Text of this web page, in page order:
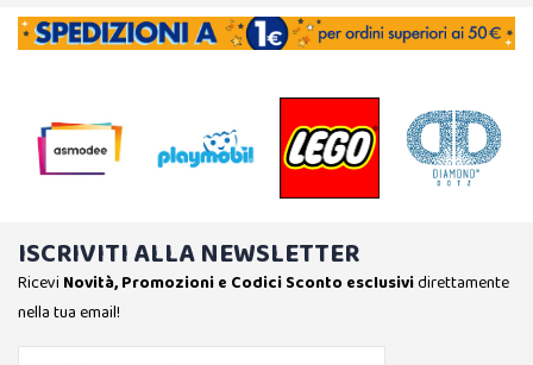
ISCRIVITI ALLA NEWSLETTER
Ricevi Novità, Promozioni e Codici Sconto esclusividirettamente
nella tua email!